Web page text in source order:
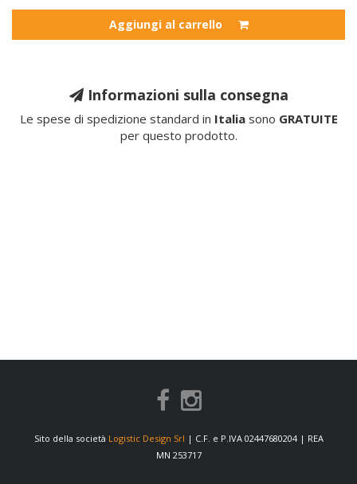
Aggiungi al carrello
Informazioni sulla consegna
Le spese di spedizione standard in Italiasono GRATUITE
per questo prodotto.
Sito della società Logistic Design Srl | C.F. e P.IVA 02447680204 | REA
MN 253717